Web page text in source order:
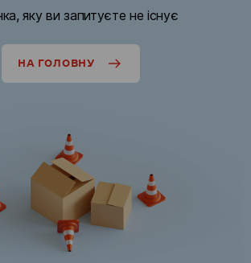
яку ви запитуєте не існує
НА ГОЛОВНУ